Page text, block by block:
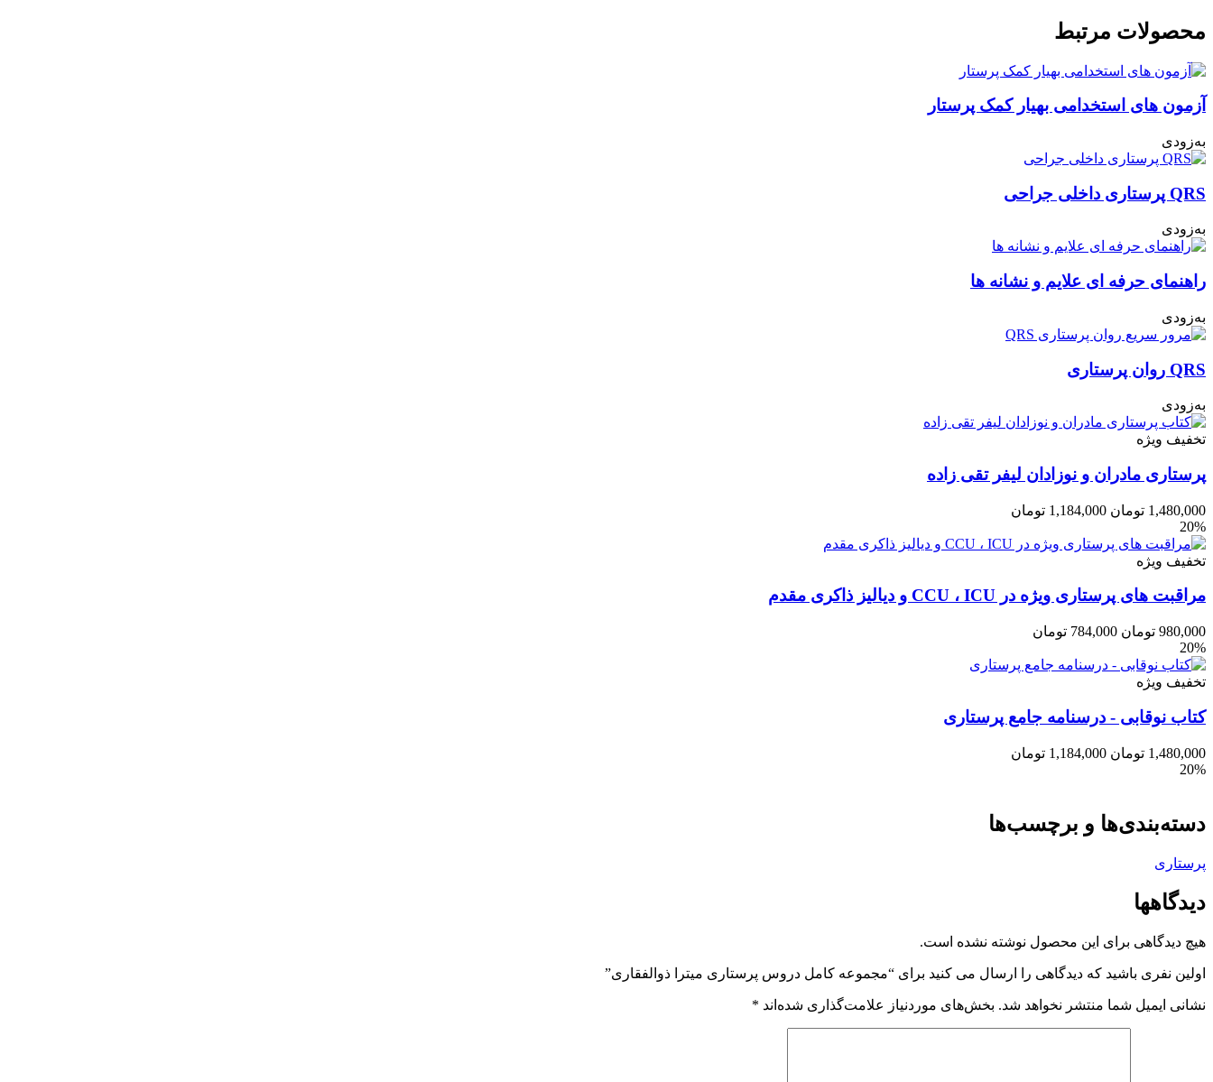
محصولات مرتبط
آزمون های استخدامی بهیار کمک پرستار
به‌زودی
QRS پرستاری داخلی جراحی
به‌زودی
راهنمای حرفه ای علایم و نشانه ها
به‌زودی
QRS روان پرستاری
به‌زودی
تخفیف ویژه
پرستاری مادران و نوزادان لیفر تقی زاده
1,480,000 تومان 1,184,000 تومان
20%
تخفیف ویژه
مراقبت های پرستاری ویژه در CCU ، ICU و دیالیز ذاکری مقدم
980,000 تومان 784,000 تومان
20%
تخفیف ویژه
کتاب نوقابی - درسنامه جامع پرستاری
1,480,000 تومان 1,184,000 تومان
20%
دسته‌بندی‌ها و برچسب‌ها
پرستاری
دیدگاهها
هیچ دیدگاهی برای این محصول نوشته نشده است.
اولین نفری باشید که دیدگاهی را ارسال می کنید برای “مجموعه کامل دروس پرستاری میترا ذوالفقاری”
نشانی ایمیل شما منتشر نخواهد شد. بخش‌های موردنیاز علامت‌گذاری شده‌اند *